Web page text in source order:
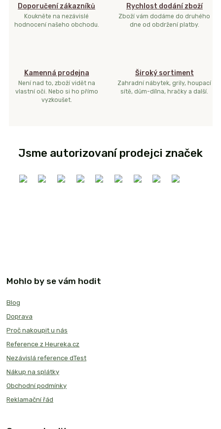
Doporučení zákazníků
Koukněte na nezávislé
hodnocení našeho obchodu.
Rychlost dodání zboží
Zboží vám dodáme do druhého
dne od obdržení platby.
Kamenná prodejna
Není nad to, zboží vidět na
vlastní oči. Nebo si ho přímo
vyzkoušet.
Široký sortiment
Zahradní nábytek, grily, houpací
sítě, dům-dílna, hračky a další.
Jsme autorizovaní prodejci značek
Mohlo by se vám hodit
Blog
Doprava
Proč nakoupit u nás
Reference z Heureka.cz
Nezávislá reference dTest
Nákup na splátky
Obchodní podmínky
Reklamační řád